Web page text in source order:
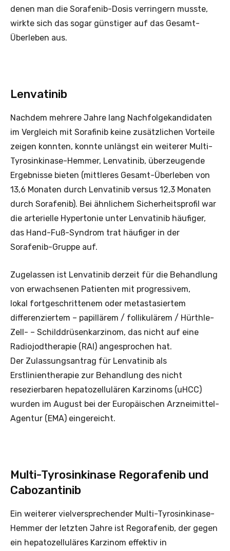
denen man die Sorafenib-Dosis verringern musste,
wirkte sich das sogar günstiger auf das Gesamt-
Überleben aus.
Lenvatinib
Nachdem mehrere Jahre lang Nachfolgekandidaten
im Vergleich mit Sorafinib keine zusätzlichen Vorteile
zeigen konnten, konnte unlängst ein weiterer Multi-
Tyrosinkinase-Hemmer, Lenvatinib, überzeugende
Ergebnisse bieten (mittleres Gesamt-Überleben von
13,6 Monaten durch Lenvatinib versus 12,3 Monaten
durch Sorafenib). Bei ähnlichem Sicherheitsprofil war
die arterielle Hypertonie unter Lenvatinib häufiger,
das Hand-Fuß-Syndrom trat häufiger in der
Sorafenib-Gruppe auf.
Zugelassen ist Lenvatinib derzeit für die Behandlung
von erwachsenen Patienten mit progressivem,
lokal fortgeschrittenem oder metastasiertem
differenziertem – papillärem / follikulärem / Hürthle-
Zell- – Schilddrüsenkarzinom, das nicht auf eine
Radiojodtherapie (RAI) angesprochen hat.
Der Zulassungsantrag für Lenvatinib als
Erstlinientherapie zur Behandlung des nicht
resezierbaren hepatozellulären Karzinoms (uHCC)
wurden im August bei der Europäischen Arzneimittel-
Agentur (EMA) eingereicht.
Multi-Tyrosinkinase Regorafenib und
Cabozantinib
Ein weiterer vielversprechender Multi-Tyrosinkinase-
Hemmer der letzten Jahre ist Regorafenib, der gegen
ein hepatozelluläres Karzinom effektiv in